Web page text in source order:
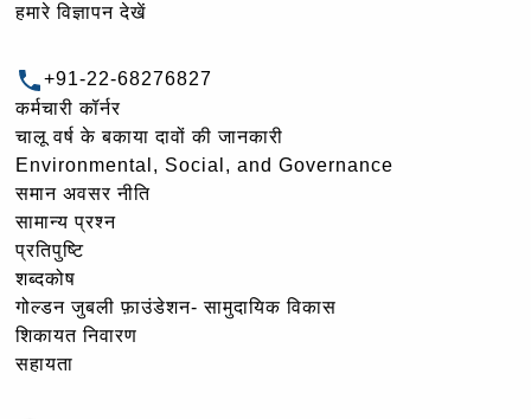
हमारे विज्ञापन देखें
+91-22-68276827
कर्मचारी कॉर्नर
चालू वर्ष के बकाया दावों की जानकारी
Environmental, Social, and Governance
समान अवसर नीति
सामान्य प्रश्न
प्रतिपुष्टि
शब्दकोष
गोल्‍डन जुबली फ़ाउंडेशन- सामुदायिक विकास
शिकायत निवारण
सहायता